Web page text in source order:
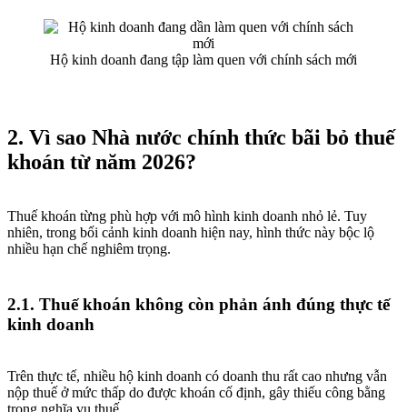
Hộ kinh doanh đang tập làm quen với chính sách mới
2. Vì sao Nhà nước chính thức bãi bỏ thuế
khoán từ năm 2026?
Thuế khoán từng phù hợp với mô hình kinh doanh nhỏ lẻ. Tuy
nhiên, trong bối cảnh kinh doanh hiện nay, hình thức này bộc lộ
nhiều hạn chế nghiêm trọng.
2.1. Thuế khoán không còn phản ánh đúng thực tế
kinh doanh
Trên thực tế, nhiều hộ kinh doanh có doanh thu rất cao nhưng vẫn
nộp thuế ở mức thấp do được khoán cố định, gây thiếu công bằng
trong nghĩa vụ thuế.